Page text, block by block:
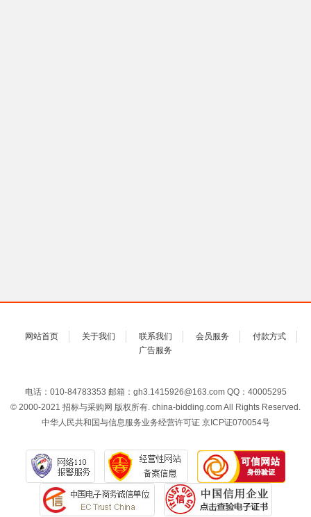
网站首页 关于我们 联系我们 会员服务
付款方式
广告服务
电话：010-84783353 邮箱：gh3.1415926@163.com QQ：40005295
© 2000-2021 招标与采购网 版权所有. china-bidding.com All Rights Reserved.
中华人民共和国与信息服务业务经营许可证 京ICP证070054号